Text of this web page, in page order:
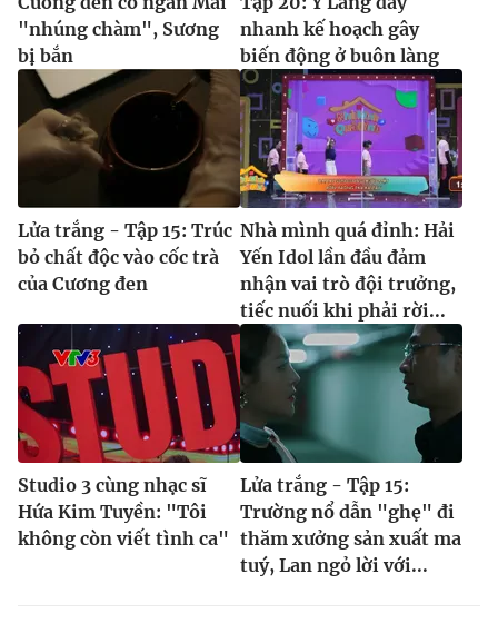
"nhúng chàm", Sương
bị bắn
nhanh kế hoạch gây
biến động ở buôn làng
Lửa trắng - Tập 15: Trúc
bỏ chất độc vào cốc trà
của Cương đen
Nhà mình quá đỉnh: Hải
Yến Idol lần đầu đảm
nhận vai trò đội trưởng,
tiếc nuối khi phải rời...
Studio 3 cùng nhạc sĩ
Hứa Kim Tuyền: "Tôi
không còn viết tình ca"
Lửa trắng - Tập 15:
Trường nổ dẫn "ghẹ" đi
thăm xưởng sản xuất ma
tuý, Lan ngỏ lời với...